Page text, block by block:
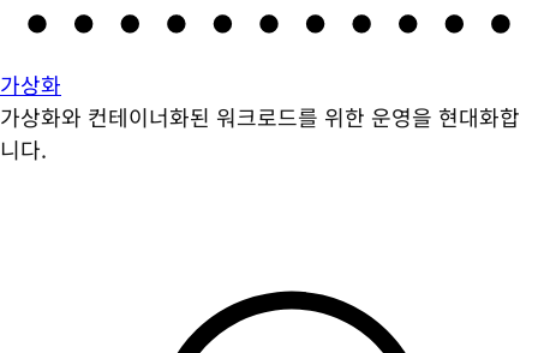
가상화
가상화와 컨테이너화된 워크로드를 위한 운영을 현대화합
니다.